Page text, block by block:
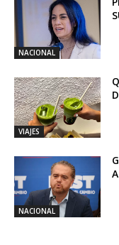
NACIONAL
VIAJES
NACIONAL